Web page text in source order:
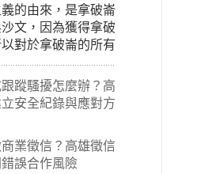
的由來，是拿破崙
文，因為獲得拿破
對於拿破崙的所有
熱崇拜，形成偏執
主義後來就被拿來
而且有沙文主義傾
自己的國家和民族
文主義也廣泛應用
，甚至還出現了男
蹤騷擾怎麼辦？高
安全紀錄與應對方
業徵信？高雄徵信
誤合作風險